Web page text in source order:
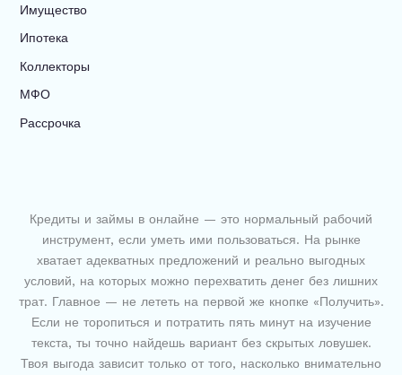
Имущество
Ипотека
Коллекторы
МФО
Рассрочка
Кредиты и займы в онлайне — это нормальный рабочий
инструмент, если уметь ими пользоваться. На рынке
хватает адекватных предложений и реально выгодных
условий, на которых можно перехватить денег без лишних
трат. Главное — не лететь на первой же кнопке «Получить».
Если не торопиться и потратить пять минут на изучение
текста, ты точно найдешь вариант без скрытых ловушек.
Твоя выгода зависит только от того, насколько внимательно